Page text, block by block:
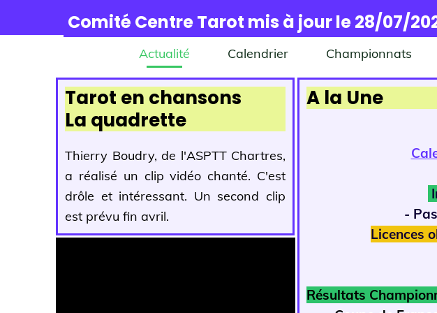
Actualité Calendrier Championnats
Comité Centre Tarot mis à jour le 28/07/
A la Une
-
Licences
Résultats
Tarot en chansons
La quadrette
Thierry Boudry, de l'ASPTT Chartres,
a réalisé un clip vidéo chanté. C'est
drôle et intéressant. Un second clip
est prévu fin avril.